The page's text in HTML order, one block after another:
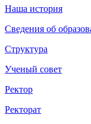
Наша история
Сведения об
Структура
Ученый совет
Ректор
Ректорат